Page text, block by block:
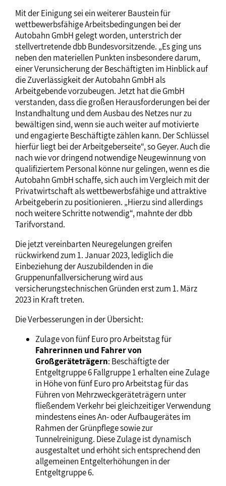
Mit der Einigung sei ein weiterer Baustein für
wettbewerbsfähige Arbeitsbedingungen bei der
Autobahn GmbH gelegt worden, unterstrich der
stellvertretende dbb Bundesvorsitzende. „Es ging uns
neben den materiellen Punkten insbesondere darum,
einer Verunsicherung der Beschäftigten im Hinblick auf
die Zuverlässigkeit der Autobahn GmbH als
Arbeitgebende vorzubeugen. Jetzt hat die GmbH
verstanden, dass die großen Herausforderungen bei der
Instandhaltung und dem Ausbau des Netzes nur zu
bewältigen sind, wenn sie auch weiter auf motivierte
und engagierte Beschäftigte zählen kann. Der Schlüssel
hierfür liegt bei der Arbeitgeberseite“, so Geyer. Auch die
nach wie vor dringend notwendige Neugewinnung von
qualifiziertem Personal könne nur gelingen, wenn es die
Autobahn GmbH schaffe, sich auch im Vergleich mit der
Privatwirtschaft als wettbewerbsfähige und attraktive
Arbeitgeberin zu positionieren. „Hierzu sind allerdings
noch weitere Schritte notwendig“, mahnte der dbb
Tarifvorstand.
Die jetzt vereinbarten Neuregelungen greifen
rückwirkend zum 1. Januar 2023, lediglich die
Einbeziehung der Auszubildenden in die
Gruppenunfallversicherung wird aus
versicherungstechnischen Gründen erst zum 1. März
2023 in Kraft treten.
Die Verbesserungen in der Übersicht:
Zulage von fünf Euro pro Arbeitstag für
Fahrerinnen und Fahrer von
Großgeräteträgern: Beschäftigte der
Entgeltgruppe 6 Fallgruppe 1 erhalten eine Zulage
in Höhe von fünf Euro pro Arbeitstag für das
Führen von Mehrzweckgeräteträgern unter
fließendem Verkehr bei gleichzeitiger Verwendung
mindestens eines An- oder Aufbaugerätes im
Rahmen der Grünpflege sowie zur
Tunnelreinigung. Diese Zulage ist dynamisch
ausgestaltet und erhöht sich entsprechend den
allgemeinen Entgelterhöhungen in der
Entgeltgruppe 6.